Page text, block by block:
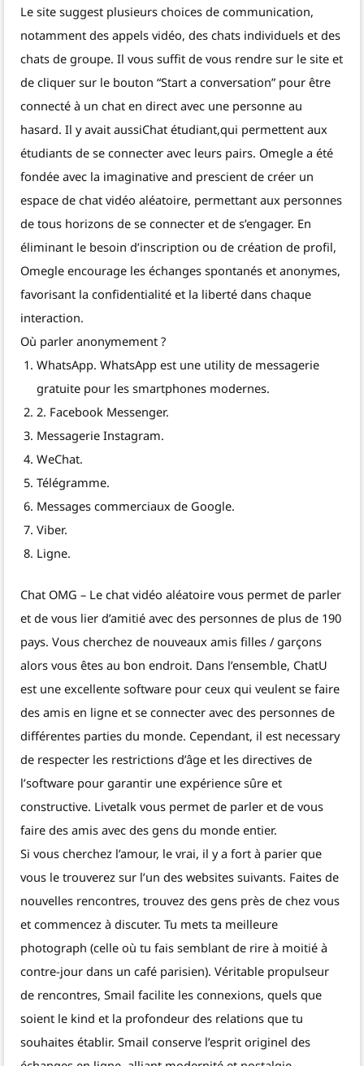
Le site suggest plusieurs choices de communication,
notamment des appels vidéo, des chats individuels et des
chats de groupe. Il vous suffit de vous rendre sur le site et
de cliquer sur le bouton “Start a conversation” pour être
connecté à un chat en direct avec une personne au
hasard. Il y avait aussiChat étudiant,qui permettent aux
étudiants de se connecter avec leurs pairs. Omegle a été
fondée avec la imaginative and prescient de créer un
espace de chat vidéo aléatoire, permettant aux personnes
de tous horizons de se connecter et de s’engager. En
éliminant le besoin d’inscription ou de création de profil,
Omegle encourage les échanges spontanés et anonymes,
favorisant la confidentialité et la liberté dans chaque
interaction.
Où parler anonymement ?
WhatsApp. WhatsApp est une utility de messagerie
gratuite pour les smartphones modernes.
2. Facebook Messenger.
Messagerie Instagram.
WeChat.
Télégramme.
Messages commerciaux de Google.
Viber.
Ligne.
Chat OMG – Le chat vidéo aléatoire vous permet de parler
et de vous lier d’amitié avec des personnes de plus de 190
pays. Vous cherchez de nouveaux amis filles / garçons
alors vous êtes au bon endroit. Dans l’ensemble, ChatU
est une excellente software pour ceux qui veulent se faire
des amis en ligne et se connecter avec des personnes de
différentes parties du monde. Cependant, il est necessary
de respecter les restrictions d’âge et les directives de
l’software pour garantir une expérience sûre et
constructive. Livetalk vous permet de parler et de vous
faire des amis avec des gens du monde entier.
Si vous cherchez l’amour, le vrai, il y a fort à parier que
vous le trouverez sur l’un des websites suivants. Faites de
nouvelles rencontres, trouvez des gens près de chez vous
et commencez à discuter. Tu mets ta meilleure
photograph (celle où tu fais semblant de rire à moitié à
contre-jour dans un café parisien). Véritable propulseur
de rencontres, Smail facilite les connexions, quels que
soient le kind et la profondeur des relations que tu
souhaites établir. Smail conserve l’esprit originel des